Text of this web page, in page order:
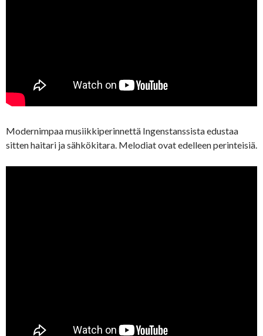
Modernimpaa musiikkiperinnettä Ingenstanssista edustaa
sitten haitari ja sähkökitara. Melodiat ovat edelleen perinteisiä.